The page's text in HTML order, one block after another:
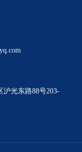
沪光东路88号203-